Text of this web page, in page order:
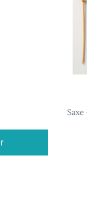
saxe – apprendre le tricot en 10